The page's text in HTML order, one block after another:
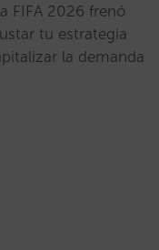
FIFA 2026 frenó
tu estrategia
la demanda